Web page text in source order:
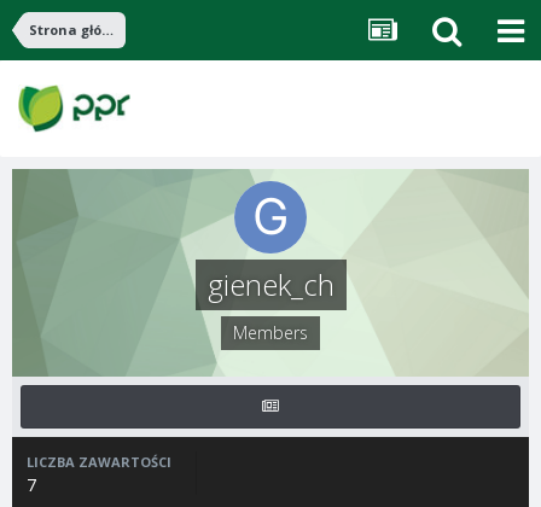
Strona główna
gienek_ch
Members
LICZBA ZAWARTOŚCI
7